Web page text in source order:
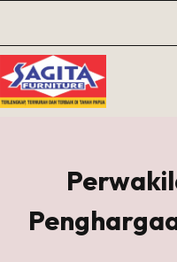
content
Cart
Keranjang
kosong.
ke toko
Login
Sign Up
Username or Email Address